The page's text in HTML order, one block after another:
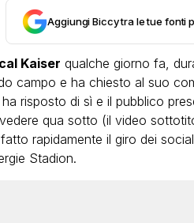
Aggiungi Biccy tra le tue fonti
Kaiser qualche giorno fa,
campo e ha chiesto al suo
risposto di sì e il pubblico
qua sotto (il video
rapidamente il giro dei
Stadion.